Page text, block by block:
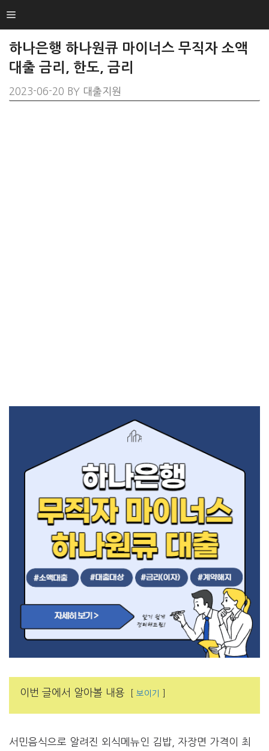
TO
Menu
하나은행 하나원큐 마이너스 무직자 소액
대출 금리, 한도, 금리
2023-06-20 BY 대출지원
이번 글에서 알아볼 내용 보이기
서민음식으로 알려진 외식메뉴인 김밥, 자장면 가격이 최